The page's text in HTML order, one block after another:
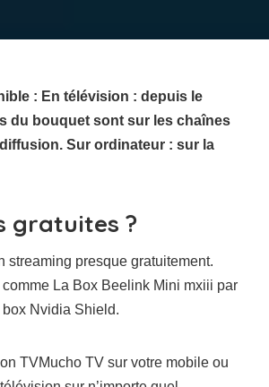
: En télévision : depuis le
du bouquet sont sur les chaînes
Sur ordinateur : sur la
gratuites ?
streaming presque gratuitement.
La Box Beelink Mini mxiii par
Nvidia Shield.
TVMucho TV sur votre mobile ou